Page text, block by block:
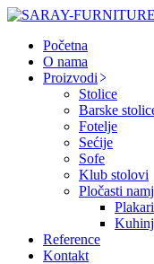
Skip
content
Početna
O nama
Proizvodi
Stolice
Barske
Fotelje
Sećije
Sofe
Klub stolovi
Pločasti
Plakari
Reference
Kontakt